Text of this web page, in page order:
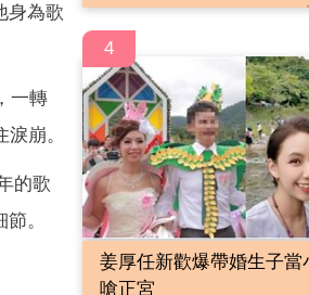
身為歌
一轉
崩。
的歌
。
4
姜厚任新歡爆帶婚生子當
嗆正宮